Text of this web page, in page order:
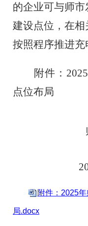
的企业可与师
建设点位，在相
按照程序推进充
附件：
点位布局
附件：2025
局.docx